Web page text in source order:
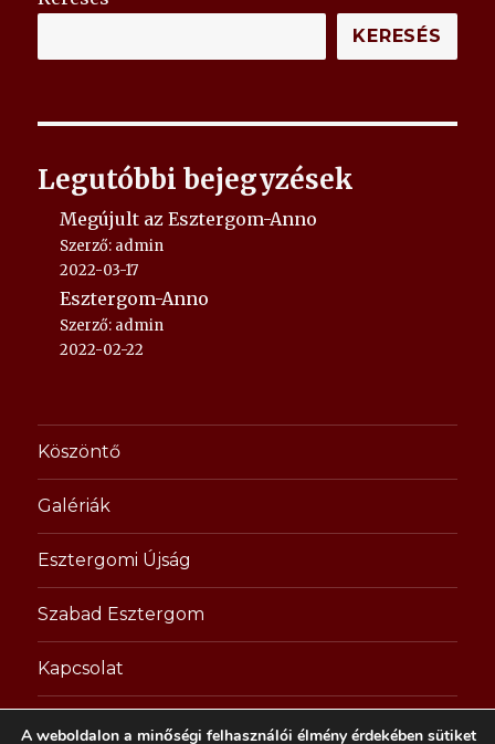
KERESÉS
Legutóbbi bejegyzések
Megújult az Esztergom-Anno
Szerző: admin
2022-03-17
Esztergom-Anno
Szerző: admin
2022-02-22
Köszöntő
Galériák
Esztergomi Újság
Szabad Esztergom
Kapcsolat
esztergom-anno.hu
A weboldalon a minőségi felhasználói élmény érdekében sütiket